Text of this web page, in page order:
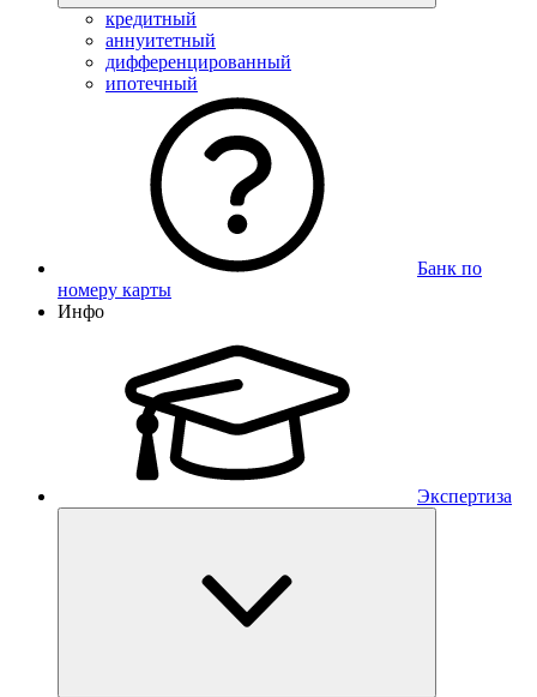
кредитный
аннуитетный
дифференцированный
ипотечный
Банк по
номеру карты
Инфо
Экспертиза